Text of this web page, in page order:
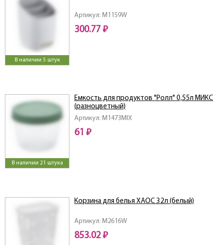
В наличии 5 штук
Артикул: M1159W
300.77 ₽
В наличии 21 штука
Артикул: M1473MIX
Емкость для продуктов "Ролл" 0,55л МИКС
(разноцветный)
61 ₽
Артикул: M2616W
Корзина для белья ХАОС 32л (белый)
853.02 ₽